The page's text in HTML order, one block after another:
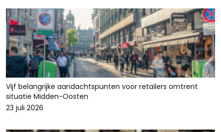
Vijf belangrijke aandachtspunten voor retailers omtrent
situatie Midden-Oosten
23 juli 2026